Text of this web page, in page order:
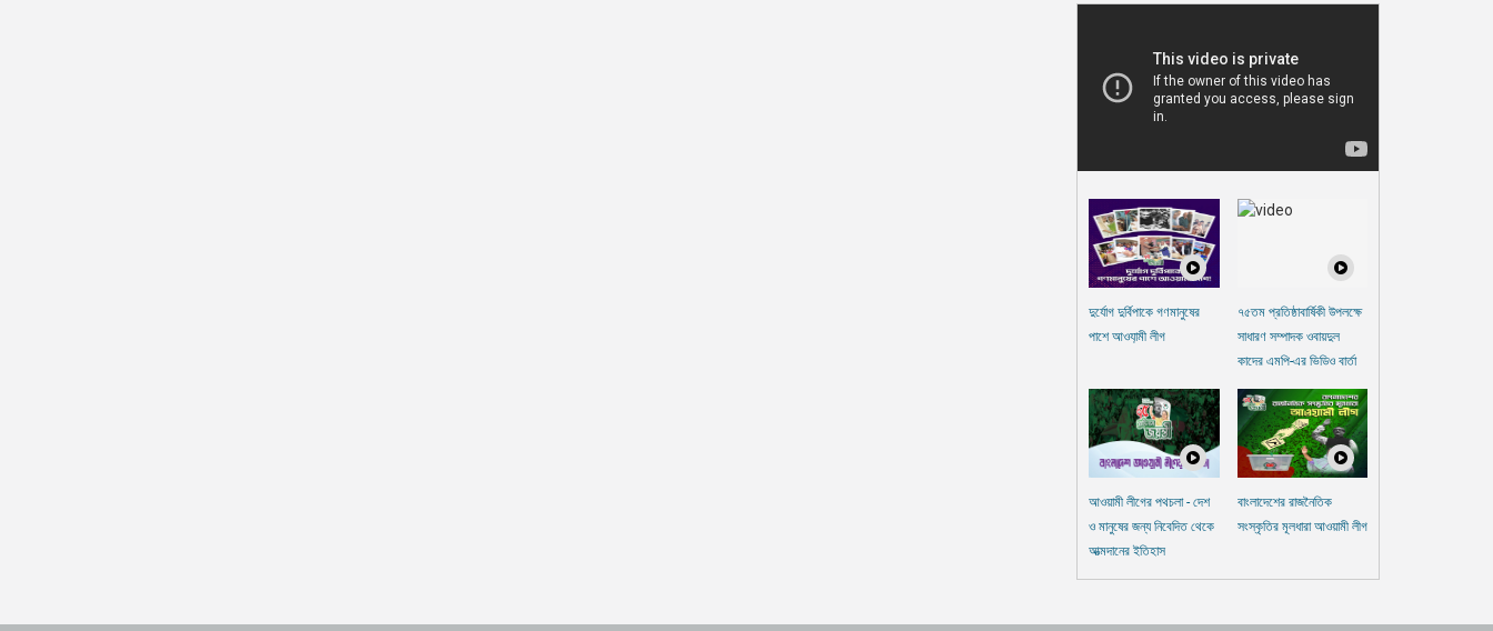
দুর্যোগ দুর্বিপাকে গণমানুষের
পাশে আওযা়মী লীগ
৭৫তম প্রতিষ্ঠাবার্ষিকী উপলক্ষে
সাধারণ সম্পাদক ওবায়দুল
কাদের এমপি-এর ভিডিও বার্তা
আওয়ামী লীগের পথচলা - দেশ
ও মানুষের জন্য নিবেদিত থেকে
আত্মদানের ইতিহাস
বাংলাদেশের রাজনৈতিক
সংস্কৃতির মূলধারা আওয়ামী লীগ